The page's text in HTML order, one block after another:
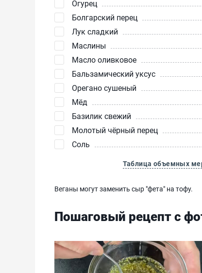
Огурец
Болгарский перец
Лук сладкий
Маслины
Масло оливковое
Бальзамический уксус
Орегано сушеный
Мёд
Базилик свежий
Молотый чёрный перец
Соль
Таблица объемных
Веганы могут заменить сыр "фета" на тофу.
Пошаговый рецепт с